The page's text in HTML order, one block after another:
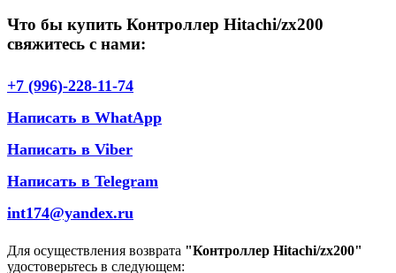
Что бы купить Контроллер Hitachi/zx200
свяжитесь с нами:
+7 (996)-228-11-74
Написать в WhatApp
Написать в Viber
Написать в Telegram
int174@yandex.ru
Для осуществления возврата "Контроллер Hitachi/zx200"
удостоверьтесь в следующем: